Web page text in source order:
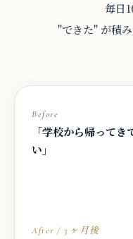
毎日
"できた" が積み
Before
「学校から帰って
い」
After / 3ヶ月後